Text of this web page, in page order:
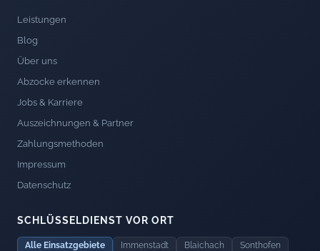
Leistungen
Blog
Über uns
Abzocke erkennen
Jobs & Karriere
Auszeichnungen & Partner
Zahlungsmethoden
Impressum
Datenschutz
SCHLÜSSELDIENST VOR ORT
Alle Einsatzgebiete Immenstadt Blaichach
Sonthofen